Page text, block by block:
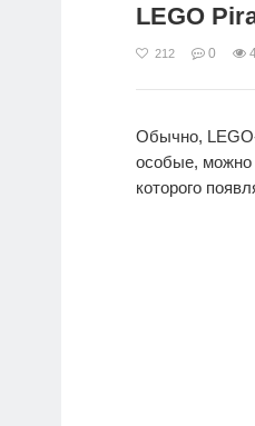
LEGO
212 0
Обычно,
особые, можно
которого